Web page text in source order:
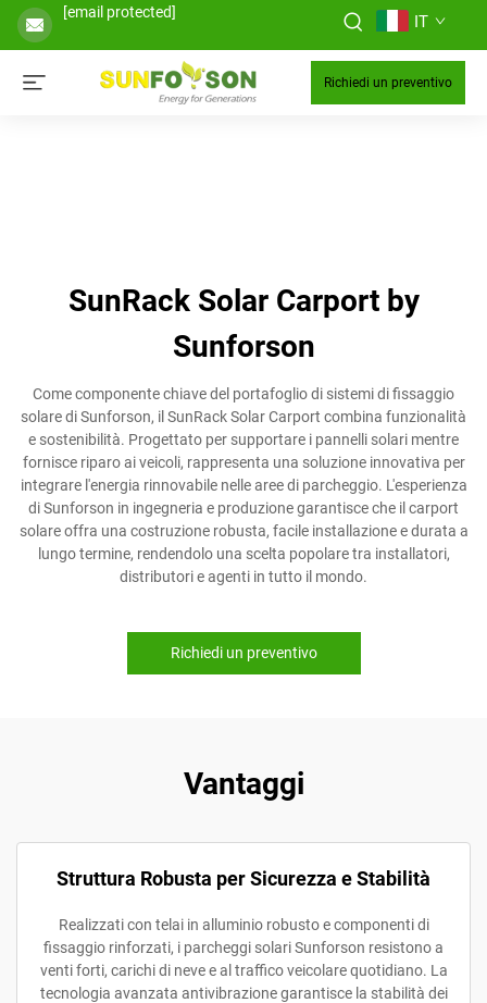
[email protected] IT
Richiedi un preventivo
SunRack Solar Carport by
Sunforson
Come componente chiave del portafoglio di sistemi di fissaggio
solare di Sunforson, il SunRack Solar Carport combina funzionalità
e sostenibilità. Progettato per supportare i pannelli solari mentre
fornisce riparo ai veicoli, rappresenta una soluzione innovativa per
integrare l'energia rinnovabile nelle aree di parcheggio. L'esperienza
di Sunforson in ingegneria e produzione garantisce che il carport
solare offra una costruzione robusta, facile installazione e durata a
lungo termine, rendendolo una scelta popolare tra installatori,
distributori e agenti in tutto il mondo.
Richiedi un preventivo
Vantaggi
Struttura Robusta per Sicurezza e Stabilità
Realizzati con telai in alluminio robusto e componenti di
fissaggio rinforzati, i parcheggi solari Sunforson resistono a
venti forti, carichi di neve e al traffico veicolare quotidiano. La
tecnologia avanzata antivibrazione garantisce la stabilità dei